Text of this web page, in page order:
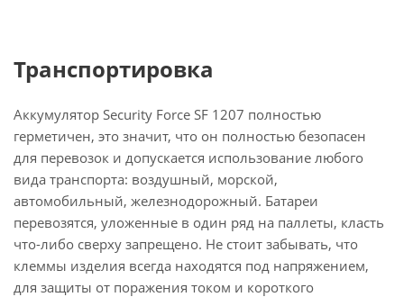
Транспортировка
Аккумулятор Security Force SF 1207 полностью
герметичен, это значит, что он полностью безопасен
для перевозок и допускается использование любого
вида транспорта: воздушный, морской,
автомобильный, железнодорожный. Батареи
перевозятся, уложенные в один ряд на паллеты, класть
что-либо сверху запрещено. Не стоит забывать, что
клеммы изделия всегда находятся под напряжением,
для защиты от поражения током и короткого